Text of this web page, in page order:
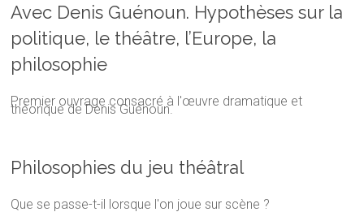
Avec Denis Guénoun. Hypothèses sur la
politique, le théâtre, l’Europe, la
philosophie
Premier ouvrage consacré à l'œuvre dramatique et
théorique de Denis Guénoun.
Philosophies du jeu théâtral
Que se passe-t-il lorsque l'on joue sur scène ?